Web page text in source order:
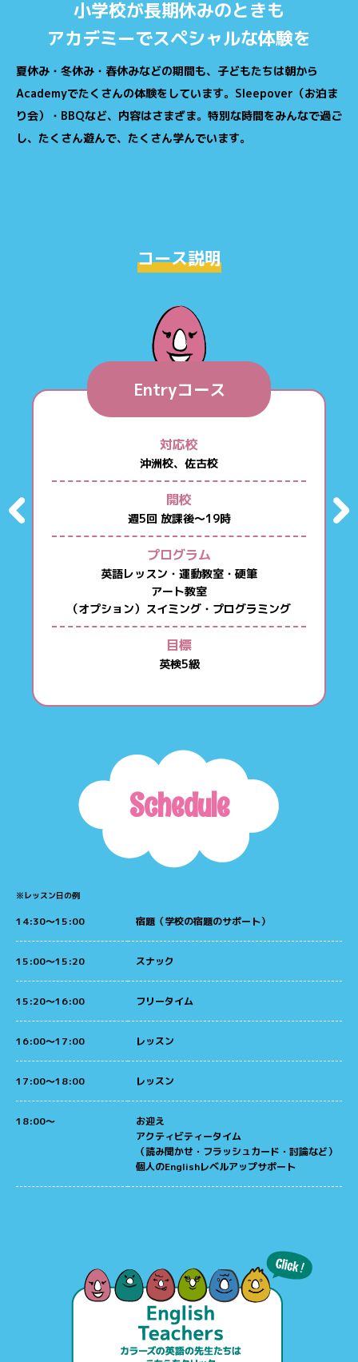
小学校が長期休みのときも
アカデミーでスペシャルな体験を
夏休み・冬休み・春休みなどの期間も、子どもたちは朝から
Academyでたくさんの体験をしています。Sleepover（お泊ま
り会）・BBQなど、内容はさまざま。特別な時間をみんなで過ご
し、たくさん遊んで、たくさん学んでいます。
コース説明
Entryコース
対応校
沖洲校、佐古校
開校
週5回 放課後〜19時
プログラム
英語レッスン・運動教室・硬筆
アート教室
（オプション）スイミング・プログラミング
目標
英検5級
Schedule
※レッスン日の例
14:30～15:00 宿題（学校の宿題のサポート）
15:00～15:20 スナック
15:20～16:00 フリータイム
16:00～17:00 レッスン
17:00～18:00 レッスン
18:00～
お迎え
アクティビティータイム
（読み聞かせ・フラッシュカード・討論など）
個人のEnglishレベルアップサポート